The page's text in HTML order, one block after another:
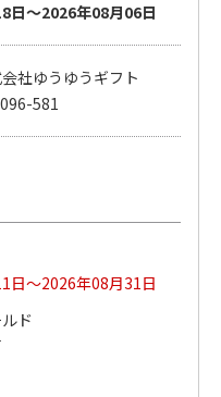
道産い
ーモ
)
らこ（切れ子）
日～2026年08月06日
社ゆうゆうギフト
581
日～2026年08月31日
ド